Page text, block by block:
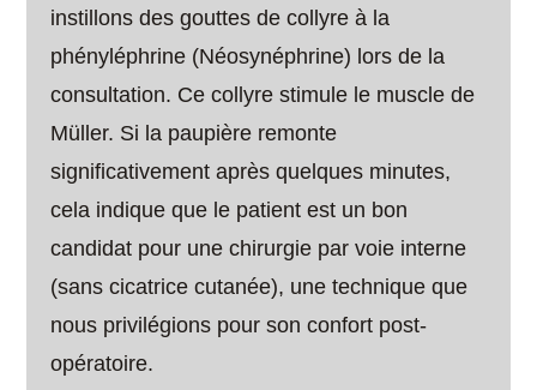
instillons des gouttes de collyre à la
phényléphrine (Néosynéphrine) lors de la
consultation. Ce collyre stimule le muscle de
Müller. Si la paupière remonte
significativement après quelques minutes,
cela indique que le patient est un bon
candidat pour une chirurgie par voie interne
(sans cicatrice cutanée), une technique que
nous privilégions pour son confort post-
opératoire.